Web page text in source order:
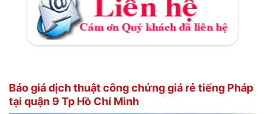
Báo giá dịch thuật công chứng giá rẻ tiếng Pháp
tại quận 9 Tp Hồ Chí Minh